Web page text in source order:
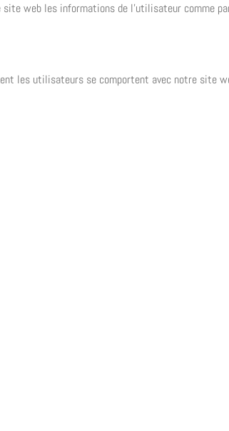
web les informations de l’utilisateur comme
les utilisateurs se comportent avec notre site